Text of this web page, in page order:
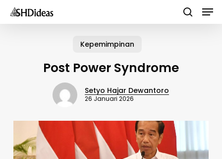
Skip
search
Kepemimpinan
Post Power Syndrome
Setyo Hajar Dewantoro
26 Januari 2026